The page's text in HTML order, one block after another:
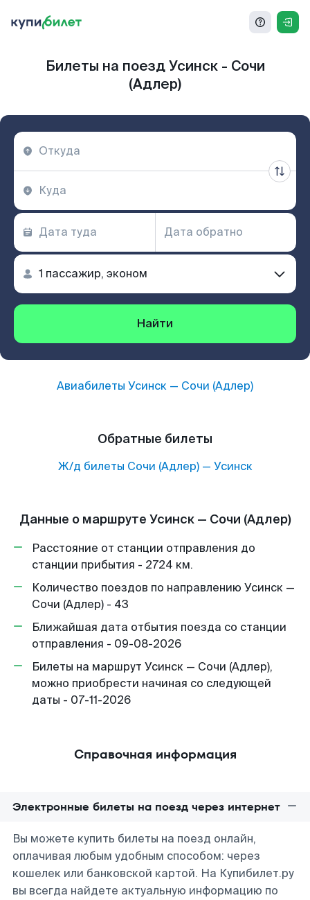
Билеты на поезд Усинск - Сочи
(Адлер)
Найти
Авиабилеты Усинск — Сочи (Адлер)
Обратные билеты
Ж/д билеты Сочи (Адлер)— Усинск
Данные о маршруте Усинск — Сочи (Адлер)
Расстояние от станции отправления до
станции прибытия - 2724 км.
Количество поездов по направлению Усинск —
Сочи (Адлер) - 43
Ближайшая дата отбытия поезда со станции
отправления - 09-08-2026
Билеты на маршрут Усинск — Сочи (Адлер),
можно приобрести начиная со следующей
даты - 07-11-2026
Справочная информация
Электронные билеты на поезд через интернет
Вы можете купить билеты на поезд онлайн,
оплачивая любым удобным способом: через
кошелек или банковской картой. На Купибилет.ру
вы всегда найдете актуальную информацию по